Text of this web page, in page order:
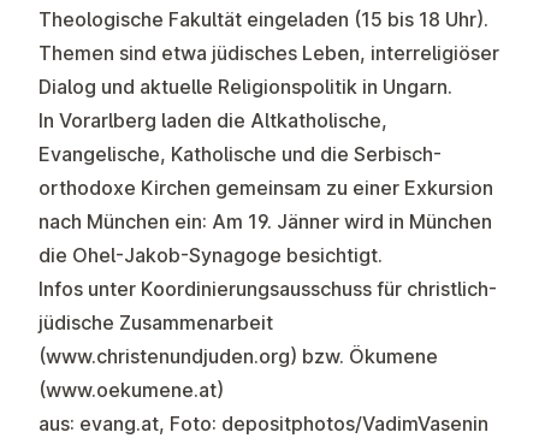
Theologische Fakultät eingeladen (15 bis 18 Uhr).
Themen sind etwa jüdisches Leben, interreligiöser
Dialog und aktuelle Religionspolitik in Ungarn.
In Vorarlberg laden die Altkatholische,
Evangelische, Katholische und die Serbisch-
orthodoxe Kirchen gemeinsam zu einer Exkursion
nach München ein: Am 19. Jänner wird in München
die Ohel-Jakob-Synagoge besichtigt.
Infos unter Koordinierungsausschuss für christlich-
jüdische Zusammenarbeit
(www.christenundjuden.org) bzw. Ökumene
(www.oekumene.at)
aus: evang.at, Foto: depositphotos/VadimVasenin